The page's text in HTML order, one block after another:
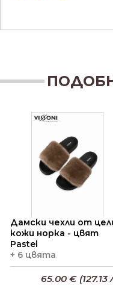
Дамски чехли от
кожи норка - цвят
Pastel
+ 6 цвята
65.00 € (127.13